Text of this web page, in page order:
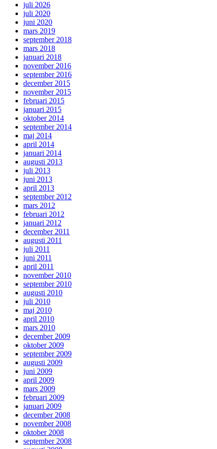
juli 2026
juli 2020
juni 2020
mars 2019
september 2018
mars 2018
januari 2018
november 2016
september 2016
december 2015
november 2015
februari 2015
januari 2015
oktober 2014
september 2014
maj 2014
april 2014
januari 2014
augusti 2013
juli 2013
juni 2013
april 2013
september 2012
mars 2012
februari 2012
januari 2012
december 2011
augusti 2011
juli 2011
juni 2011
april 2011
november 2010
september 2010
augusti 2010
juli 2010
maj 2010
april 2010
mars 2010
december 2009
oktober 2009
september 2009
augusti 2009
juni 2009
april 2009
mars 2009
februari 2009
januari 2009
december 2008
november 2008
oktober 2008
september 2008